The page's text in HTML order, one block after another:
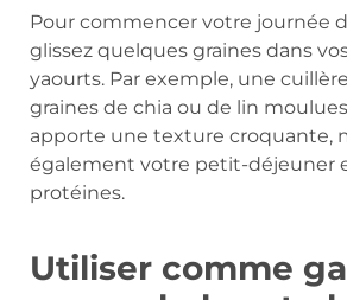
Pour commencer votre journée
glissez quelques graines dans
yaourts. Par exemple, une
graines de chia ou de lin
apporte une texture croquante,
également votre petit-déjeuner
protéines.
Utiliser comme